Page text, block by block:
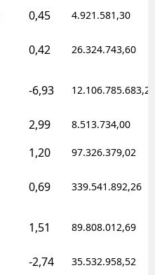
0,45 4.921.581,30
0,42 26.324.743,60
-6,93 12.106.785.683,20
2,99 8.513.734,00
1,20 97.326.379,02
0,69 339.541.892,26
1,51 89.808.012,69
-2,74 35.532.958,52